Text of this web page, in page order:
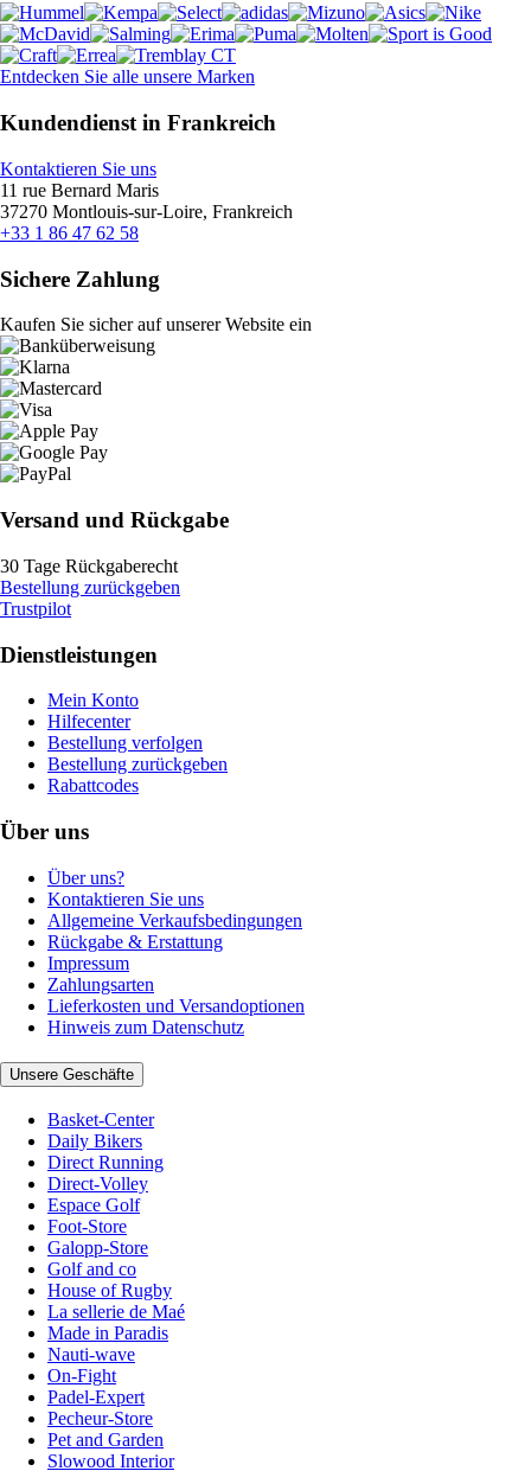
Entdecken Sie alle unsere Marken
Kundendienst in Frankreich
Kontaktieren Sie uns
11 rue Bernard Maris
37270 Montlouis-sur-Loire, Frankreich
+33 1 86 47 62 58
Sichere Zahlung
Kaufen Sie sicher auf unserer Website ein
Versand und Rückgabe
30 Tage Rückgaberecht
Bestellung zurückgeben
Trustpilot
Dienstleistungen
Mein Konto
Hilfecenter
Bestellung verfolgen
Bestellung zurückgeben
Rabattcodes
Über uns
Über uns?
Kontaktieren Sie uns
Allgemeine Verkaufsbedingungen
Rückgabe & Erstattung
Impressum
Zahlungsarten
Lieferkosten und Versandoptionen
Hinweis zum Datenschutz
Unsere Geschäfte
Basket-Center
Daily Bikers
Direct Running
Direct-Volley
Espace Golf
Foot-Store
Galopp-Store
Golf and co
House of Rugby
La sellerie de Maé
Made in Paradis
Nauti-wave
On-Fight
Padel-Expert
Pecheur-Store
Pet and Garden
Slowood Interior